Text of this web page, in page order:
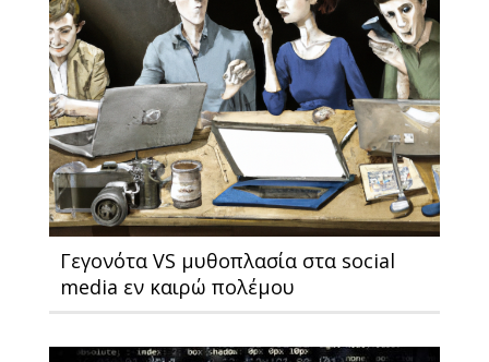
Γεγονότα VS μυθοπλασία στα social
media εν καιρώ πολέμου